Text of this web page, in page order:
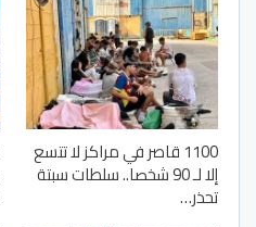
1100 قاصر في مراكز لا تتسع
إلا لـ 90 شخصا.. سلطات سبتة
تحذر…